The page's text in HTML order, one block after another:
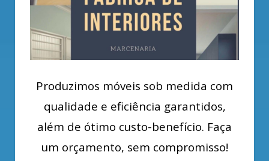
Produzimos móveis sob medida com
qualidade e eficiência garantidos,
além de ótimo custo-benefício. Faça
um orçamento, sem compromisso!